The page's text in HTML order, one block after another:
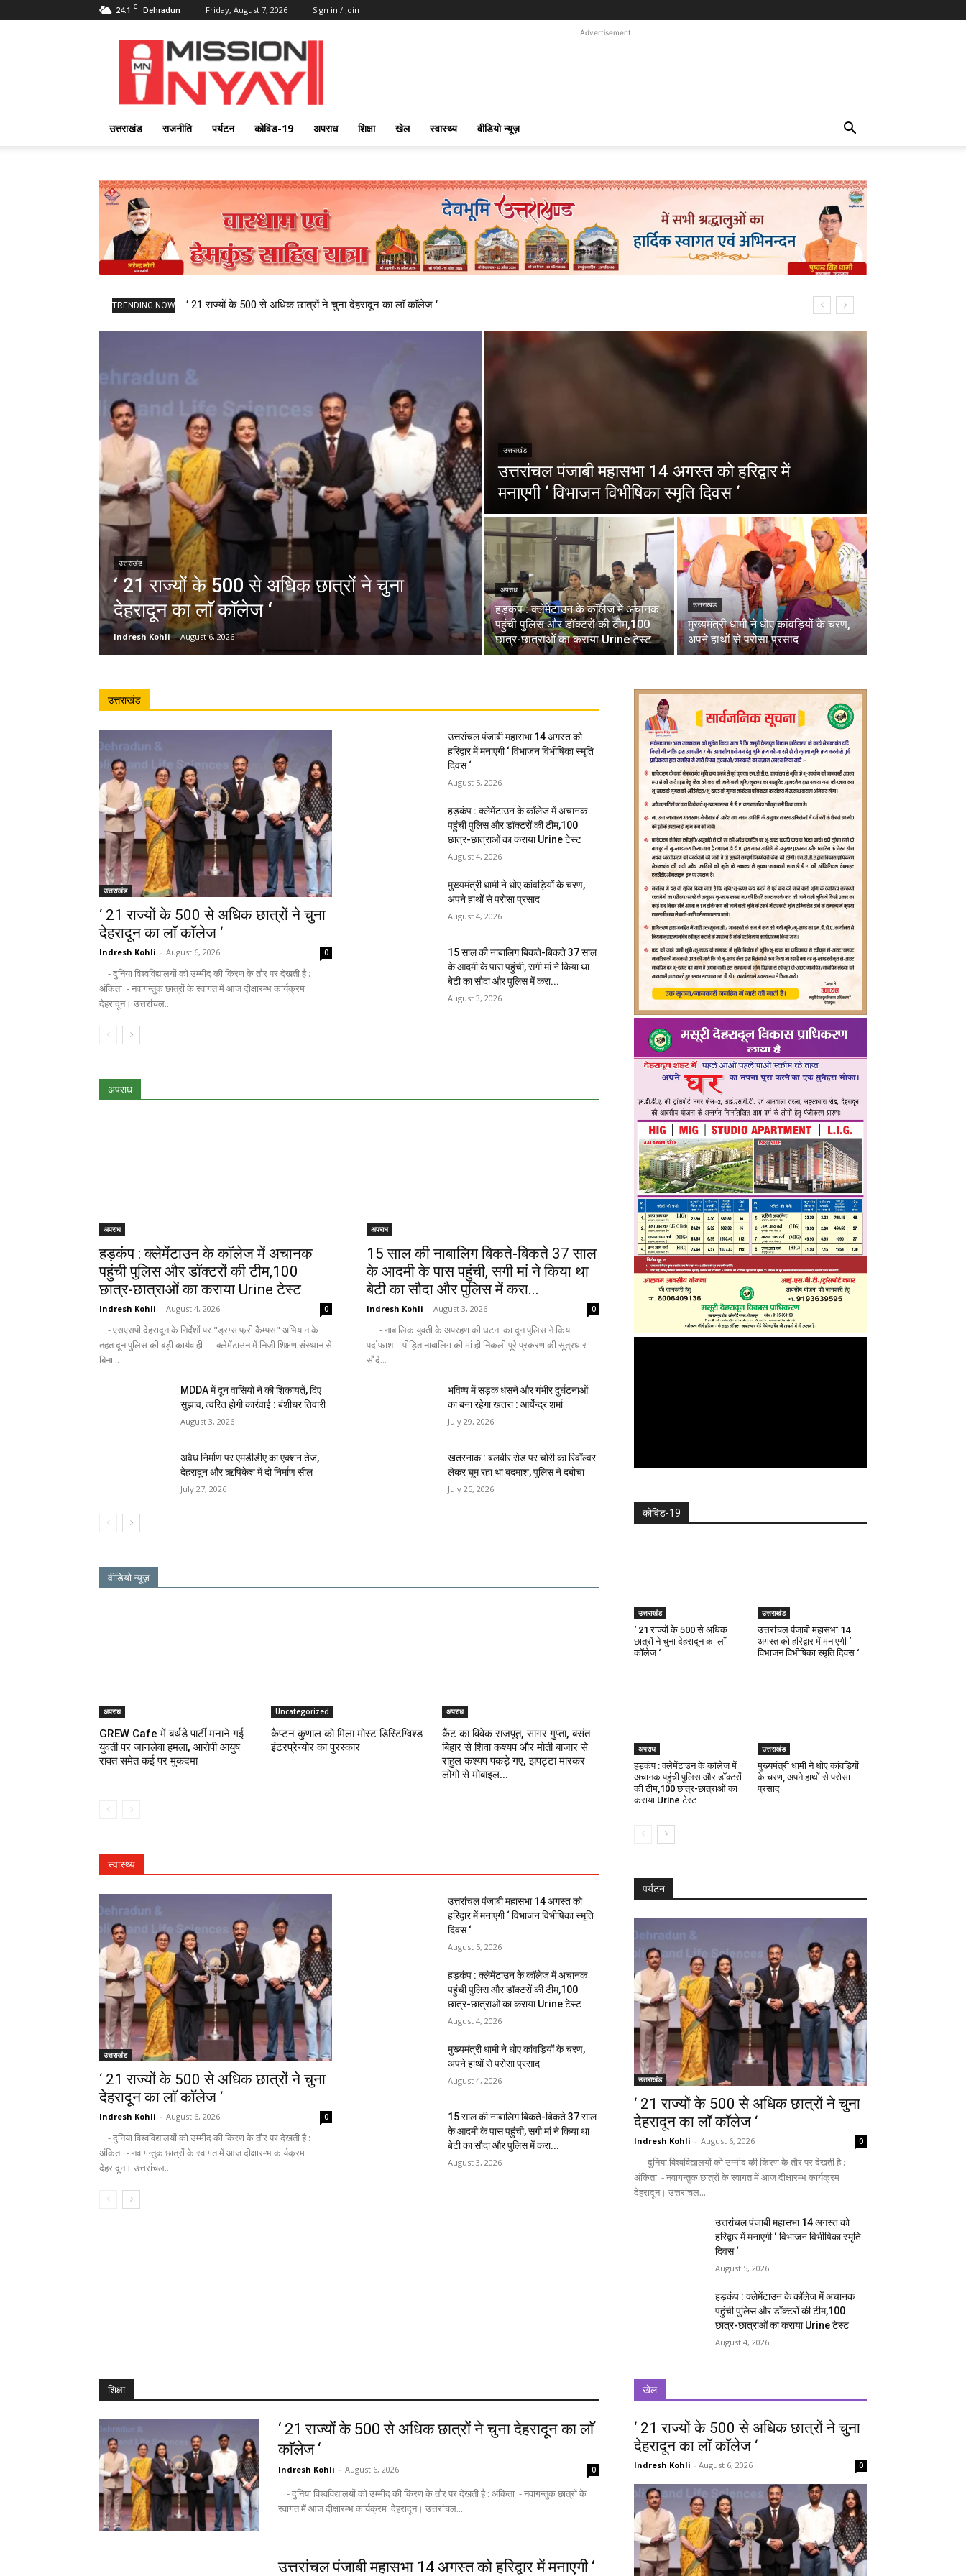
24.1 C Dehradun Friday, August 7, 2026 Sign in / Join
Mission
Nyay
Advertisement
उत्तराखंड राजनीति पर्यटन कोविड-19 अपराध शिक्षा खेल स्वास्थ्य वीडियो न्यूज़
TRENDING NOW ‘ 21 राज्यों के 500 से अधिक छात्रों ने चुना देहरादून का लाॅ काॅलेज ‘
उत्तराखंड
‘ 21 राज्यों के 500 से अधिक छात्रों ने चुना
देहरादून का लाॅ काॅलेज ‘
Indresh Kohli - August 6, 2026
उत्तराखंड
उत्तरांचल पंजाबी महासभा 14 अगस्त को हरिद्वार में
मनाएगी ‘ विभाजन विभीषिका स्मृति दिवस ‘
अपराध
हड़कंप : क्लेमेंटाउन के कॉलेज में अचानक
पहुंची पुलिस और डॉक्टरों की टीम,100
छात्र-छात्राओं का कराया Urine टेस्ट
उत्तराखंड
मुख्यमंत्री धामी ने धोए कांवड़ियों के चरण,
अपने हाथों से परोसा प्रसाद
उत्तराखंड
उत्तराखंड
‘ 21 राज्यों के 500 से अधिक छात्रों ने चुना
देहरादून का लाॅ काॅलेज ‘
Indresh Kohli - August 6, 2026 0
- दुनिया विश्वविद्यालयों को उम्मीद की किरण के तौर पर देखती है :
अंकिता - नवागन्तुक छात्रों के स्वागत में आज दीक्षारम्भ कार्यक्रम
देहरादून। उत्तरांचल...
उत्तरांचल पंजाबी महासभा 14 अगस्त को
हरिद्वार में मनाएगी ‘ विभाजन विभीषिका स्मृति
दिवस ‘
August 5, 2026
हड़कंप : क्लेमेंटाउन के कॉलेज में अचानक
पहुंची पुलिस और डॉक्टरों की टीम,100
छात्र-छात्राओं का कराया Urine टेस्ट
August 4, 2026
मुख्यमंत्री धामी ने धोए कांवड़ियों के चरण,
अपने हाथों से परोसा प्रसाद
August 4, 2026
15 साल की नाबालिग बिकते-बिकते 37 साल
के आदमी के पास पहुंची, सगी मां ने किया था
बेटी का सौदा और पुलिस में करा...
August 3, 2026
अपराध
अपराध
हड़कंप : क्लेमेंटाउन के कॉलेज में अचानक
पहुंची पुलिस और डॉक्टरों की टीम,100
छात्र-छात्राओं का कराया Urine टेस्ट
Indresh Kohli - August 4, 2026 0
- एसएसपी देहरादून के निर्देशों पर "ड्रग्स फ्री कैम्पस" अभियान के
तहत दून पुलिस की बड़ी कार्यवाही - क्लेमेंटाउन में निजी शिक्षण संस्थान से
बिना...
अपराध
15 साल की नाबालिग बिकते-बिकते 37 साल
के आदमी के पास पहुंची, सगी मां ने किया था
बेटी का सौदा और पुलिस में करा...
Indresh Kohli - August 3, 2026 0
- नाबालिक युवती के अपरहण की घटना का दून पुलिस ने किया
पर्दाफाश - पीड़ित नाबालिग की मां ही निकली पूरे प्रकरण की सूत्रधार -
सौदे...
MDDA में दून वासियों ने की शिकायतें, दिए
सुझाव, त्वरित होगी कार्रवाई : बंशीधर तिवारी
August 3, 2026
भविष्य में सड़क धंसने और गंभीर दुर्घटनाओं
का बना रहेगा खतरा : आर्येन्द्र शर्मा
July 29, 2026
अवैध निर्माण पर एमडीडीए का एक्शन तेज,
देहरादून और ऋषिकेश में दो निर्माण सील
July 27, 2026
खतरनाक : बलबीर रोड पर चोरी का रिवॉल्वर
लेकर घूम रहा था बदमाश, पुलिस ने दबोचा
July 25, 2026
वीडियो न्यूज़
अपराध
GREW Cafe में बर्थडे पार्टी मनाने गई
युवती पर जानलेवा हमला, आरोपी आयुष
रावत समेत कई पर मुकदमा
Uncategorized
कैप्टन कुणाल को मिला मोस्ट डिस्टिंग्विश्ड
इंटरप्रेन्योर का पुरस्कार
अपराध
कैंट का विवेक राजपूत, सागर गुप्ता, बसंत
बिहार से शिवा कश्यप और मोती बाजार से
राहुल कश्यप पकड़े गए, झपट्टा मारकर
लोगों से मोबाइल...
स्वास्थ्य
उत्तराखंड
‘ 21 राज्यों के 500 से अधिक छात्रों ने चुना
देहरादून का लाॅ काॅलेज ‘
Indresh Kohli - August 6, 2026 0
- दुनिया विश्वविद्यालयों को उम्मीद की किरण के तौर पर देखती है :
अंकिता - नवागन्तुक छात्रों के स्वागत में आज दीक्षारम्भ कार्यक्रम
देहरादून। उत्तरांचल...
उत्तरांचल पंजाबी महासभा 14 अगस्त को
हरिद्वार में मनाएगी ‘ विभाजन विभीषिका स्मृति
दिवस ‘
August 5, 2026
हड़कंप : क्लेमेंटाउन के कॉलेज में अचानक
पहुंची पुलिस और डॉक्टरों की टीम,100
छात्र-छात्राओं का कराया Urine टेस्ट
August 4, 2026
मुख्यमंत्री धामी ने धोए कांवड़ियों के चरण,
अपने हाथों से परोसा प्रसाद
August 4, 2026
15 साल की नाबालिग बिकते-बिकते 37 साल
के आदमी के पास पहुंची, सगी मां ने किया था
बेटी का सौदा और पुलिस में करा...
August 3, 2026
कोविड-19
उत्तराखंड
‘ 21 राज्यों के 500 से अधिक
छात्रों ने चुना देहरादून का लाॅ
काॅलेज ‘
उत्तराखंड
उत्तरांचल पंजाबी महासभा 14
अगस्त को हरिद्वार में मनाएगी ‘
विभाजन विभीषिका स्मृति दिवस ‘
अपराध
हड़कंप : क्लेमेंटाउन के कॉलेज में
अचानक पहुंची पुलिस और डॉक्टरों
की टीम,100 छात्र-छात्राओं का
कराया Urine टेस्ट
उत्तराखंड
मुख्यमंत्री धामी ने धोए कांवड़ियों
के चरण, अपने हाथों से परोसा
प्रसाद
पर्यटन
उत्तराखंड
‘ 21 राज्यों के 500 से अधिक छात्रों ने चुना
देहरादून का लाॅ काॅलेज ‘
Indresh Kohli - August 6, 2026 0
- दुनिया विश्वविद्यालयों को उम्मीद की किरण के तौर पर देखती है :
अंकिता - नवागन्तुक छात्रों के स्वागत में आज दीक्षारम्भ कार्यक्रम
देहरादून। उत्तरांचल...
उत्तरांचल पंजाबी महासभा 14 अगस्त को
हरिद्वार में मनाएगी ‘ विभाजन विभीषिका स्मृति
दिवस ‘
August 5, 2026
हड़कंप : क्लेमेंटाउन के कॉलेज में अचानक
पहुंची पुलिस और डॉक्टरों की टीम,100
छात्र-छात्राओं का कराया Urine टेस्ट
August 4, 2026
शिक्षा
‘ 21 राज्यों के 500 से अधिक छात्रों ने चुना देहरादून का लाॅ
काॅलेज ‘
Indresh Kohli - August 6, 2026 0
स्वागत में आज दीक्षारम्भ कार्यक्रम देहरादून। उत्तरांचल...
उत्तरांचल पंजाबी महासभा 14 अगस्त को हरिद्वार में मनाएगी ‘
खेल
‘ 21 राज्यों के 500 से अधिक छात्रों ने चुना
देहरादून का लाॅ काॅलेज ‘
Indresh Kohli - August 6, 2026 0